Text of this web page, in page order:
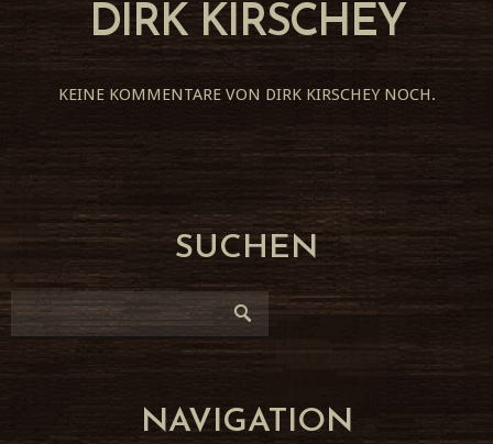
DIRK KIRSCHEY
KEINE KOMMENTARE VON DIRK KIRSCHEY NOCH.
SUCHEN
NAVIGATION